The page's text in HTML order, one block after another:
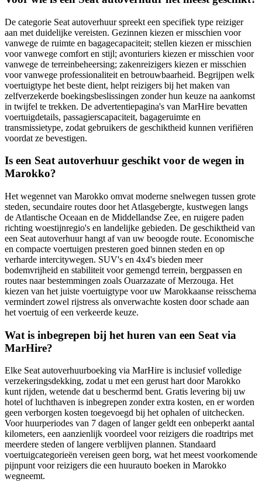
De categorie Seat autoverhuur spreekt een specifiek type reiziger
aan met duidelijke vereisten. Gezinnen kiezen er misschien voor
vanwege de ruimte en bagagecapaciteit; stellen kiezen er misschien
voor vanwege comfort en stijl; avonturiers kiezen er misschien voor
vanwege de terreinbeheersing; zakenreizigers kiezen er misschien
voor vanwege professionaliteit en betrouwbaarheid. Begrijpen welk
voertuigtype het beste dient, helpt reizigers bij het maken van
zelfverzekerde boekingsbeslissingen zonder hun keuze na aankomst
in twijfel te trekken. De advertentiepagina's van MarHire bevatten
voertuigdetails, passagierscapaciteit, bagageruimte en
transmissietype, zodat gebruikers de geschiktheid kunnen verifiëren
voordat ze bevestigen.
Is een Seat autoverhuur geschikt voor de wegen in
Marokko?
Het wegennet van Marokko omvat moderne snelwegen tussen grote
steden, secundaire routes door het Atlasgebergte, kustwegen langs
de Atlantische Oceaan en de Middellandse Zee, en ruigere paden
richting woestijnregio's en landelijke gebieden. De geschiktheid van
een Seat autoverhuur hangt af van uw beoogde route. Economische
en compacte voertuigen presteren goed binnen steden en op
verharde intercitywegen. SUV's en 4x4's bieden meer
bodemvrijheid en stabiliteit voor gemengd terrein, bergpassen en
routes naar bestemmingen zoals Ouarzazate of Merzouga. Het
kiezen van het juiste voertuigtype voor uw Marokkaanse reisschema
vermindert zowel rijstress als onverwachte kosten door schade aan
het voertuig of een verkeerde keuze.
Wat is inbegrepen bij het huren van een Seat via
MarHire?
Elke Seat autoverhuurboeking via MarHire is inclusief volledige
verzekeringsdekking, zodat u met een gerust hart door Marokko
kunt rijden, wetende dat u beschermd bent. Gratis levering bij uw
hotel of luchthaven is inbegrepen zonder extra kosten, en er worden
geen verborgen kosten toegevoegd bij het ophalen of uitchecken.
Voor huurperiodes van 7 dagen of langer geldt een onbeperkt aantal
kilometers, een aanzienlijk voordeel voor reizigers die roadtrips met
meerdere steden of langere verblijven plannen. Standaard
voertuigcategorieën vereisen geen borg, wat het meest voorkomende
pijnpunt voor reizigers die een huurauto boeken in Marokko
wegneemt.